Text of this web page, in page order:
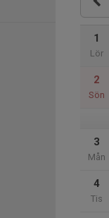
1
Lör
2
Sön
3
Mån
4
Tis